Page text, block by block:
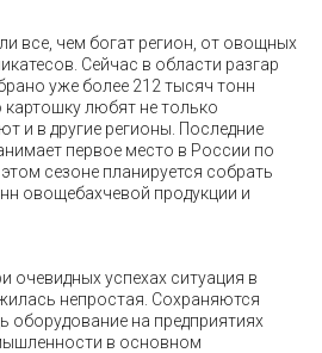
все, чем богат регион, от овощных
Сейчас в области разгар
уже более 212 тысяч тонн
любят не только
и в другие регионы. Последние
первое место в России по
сезоне планируется собрать
овощебахчевой продукции и
очевидных успехах ситуация в
непростая. Сохраняются
оборудование на предприятиях
в основном